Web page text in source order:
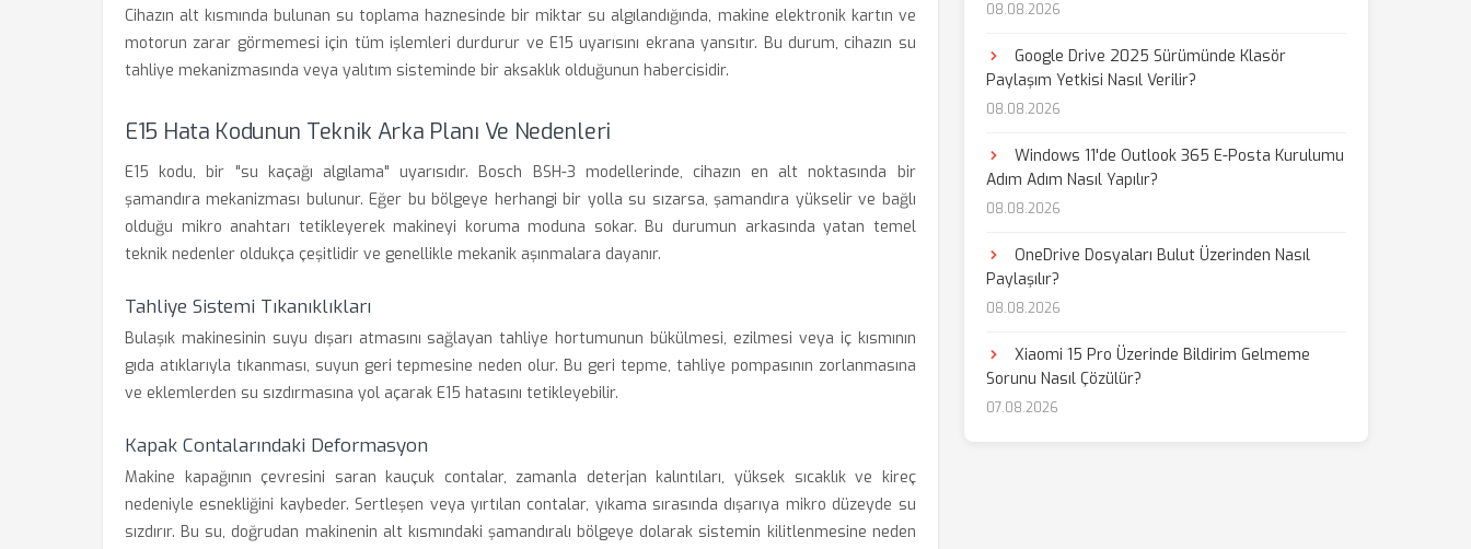
Cihazın alt kısmında bulunan su toplama haznesinde bir miktar su algılandığında, makine elektronik kartın ve
motorun zarar görmemesi için tüm işlemleri durdurur ve E15 uyarısını ekrana yansıtır. Bu durum, cihazın su
tahliye mekanizmasında veya yalıtım sisteminde bir aksaklık olduğunun habercisidir.
E15 Hata Kodunun Teknik Arka Planı Ve Nedenleri
E15 kodu, bir "su kaçağı algılama" uyarısıdır. Bosch BSH-3 modellerinde, cihazın en alt noktasında bir
şamandıra mekanizması bulunur. Eğer bu bölgeye herhangi bir yolla su sızarsa, şamandıra yükselir ve bağlı
olduğu mikro anahtarı tetikleyerek makineyi koruma moduna sokar. Bu durumun arkasında yatan temel
teknik nedenler oldukça çeşitlidir ve genellikle mekanik aşınmalara dayanır.
Tahliye Sistemi Tıkanıklıkları
Bulaşık makinesinin suyu dışarı atmasını sağlayan tahliye hortumunun bükülmesi, ezilmesi veya iç kısmının
gıda atıklarıyla tıkanması, suyun geri tepmesine neden olur. Bu geri tepme, tahliye pompasının zorlanmasına
ve eklemlerden su sızdırmasına yol açarak E15 hatasını tetikleyebilir.
Kapak Contalarındaki Deformasyon
Makine kapağının çevresini saran kauçuk contalar, zamanla deterjan kalıntıları, yüksek sıcaklık ve kireç
nedeniyle esnekliğini kaybeder. Sertleşen veya yırtılan contalar, yıkama sırasında dışarıya mikro düzeyde su
sızdırır. Bu su, doğrudan makinenin alt kısmındaki şamandıralı bölgeye dolarak sistemin kilitlenmesine neden
08.08.2026
Google Drive 2025 Sürümünde Klasör
Paylaşım Yetkisi Nasıl Verilir?
08.08.2026
Windows 11'de Outlook 365 E-Posta Kurulumu
Adım Adım Nasıl Yapılır?
08.08.2026
OneDrive Dosyaları Bulut Üzerinden Nasıl
Paylaşılır?
08.08.2026
Xiaomi 15 Pro Üzerinde Bildirim Gelmeme
Sorunu Nasıl Çözülür?
07.08.2026